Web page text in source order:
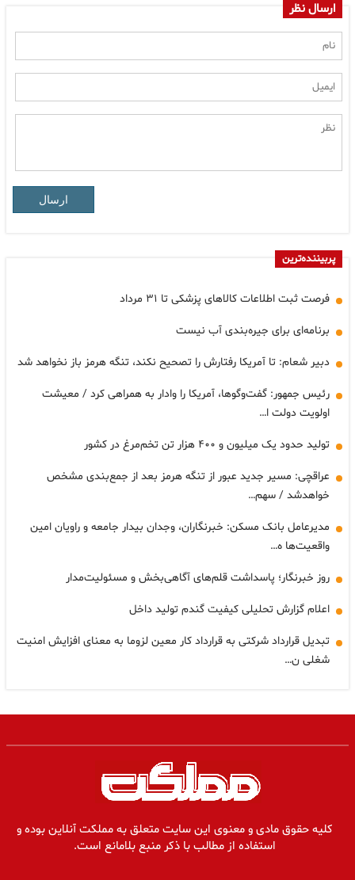
ارسال نظر
ارسال
پربیننده‌ترین
فرصت ثبت اطلاعات کالاهای پزشکی تا ۳۱ مرداد
برنامه‌ای برای جیره‌بندی آب نیست
دبیر شعام: تا آمریکا رفتارش را تصحیح نکند، تنگه هرمز باز نخواهد شد
رئیس جمهور: گفت‌وگوها، آمریکا را وادار به همراهی کرد / معیشت
اولویت دولت ا…
تولید حدود یک میلیون و ۴۰۰ هزار تن تخم‌مرغ در کشور
عراقچی: مسیر جدید عبور از تنگه هرمز بعد از جمع‌بندی مشخص
خواهدشد / سهم…
مدیرعامل بانک مسکن: خبرنگاران، وجدان بیدار جامعه و راویان امین
واقعیت‌ها ه…
روز خبرنگار؛ پاسداشت قلم‌های آگاهی‌بخش و مسئولیت‌مدار
اعلام گزارش تحلیلی کیفیت گندم تولید داخل
تبدیل قرارداد شرکتی به قرارداد کار معین لزوما به معنای افزایش امنیت
شغلی ن…
کلیه حقوق مادی و معنوی این سایت متعلق به مملکت آنلاین بوده و
استفاده از مطالب با ذکر منبع بلامانع است.